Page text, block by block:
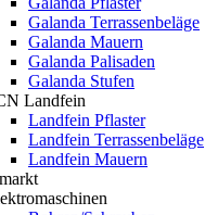
Galanda Terrassenbeläge
Galanda Mauern
Galanda Palisaden
Galanda Stufen
Landfein
Landfein Pflaster
Landfein Terrassenbeläge
Landfein Mauern